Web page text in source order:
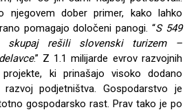
njegovem dober primer, kako lahko
pomagajo določeni panogi. “S 549
skupaj rešili slovenski turizem –
.” Z 1.1 milijarde evrov razvojnih
ki prinašajo visoko dodano
podjetništva. Gospodarstvo je
gospodarsko rast. Prav tako je po